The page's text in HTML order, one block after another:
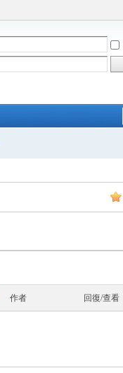
作者 回復/查看